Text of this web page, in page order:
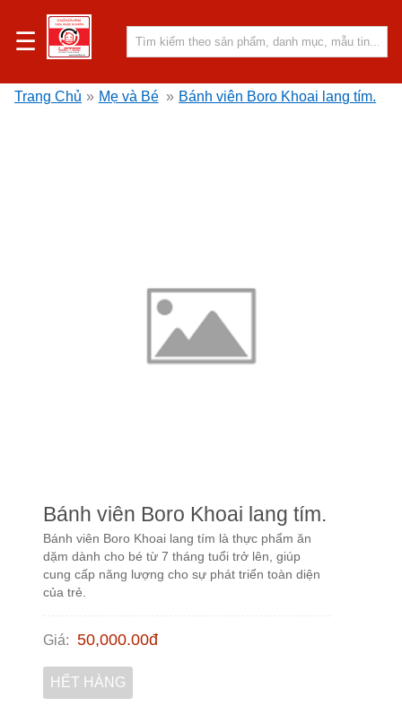
☰
Trang Chủ » Mẹ và Bé » Bánh viên Boro Khoai lang tím.
Bánh viên Boro Khoai lang tím.
Bánh viên Boro Khoai lang tím là thực phẩm ăn
dặm dành cho bé từ 7 tháng tuổi trở lên, giúp
cung cấp năng lượng cho sự phát triển toàn diện
của trẻ.
Giá: 50,000.00đ
HẾT HÀNG